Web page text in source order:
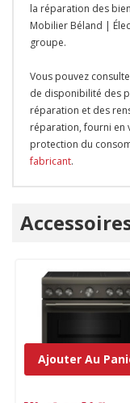
la réparation des
Mobilier Béland |
groupe.
Vous pouvez
de disponibilité des
réparation et des
réparation, fourni en
protection du
fabricant.
Ajouter Au